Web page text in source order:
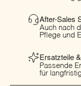
After-Sales
Auch nach
Pflege und
Ersatzteile
Passende
für